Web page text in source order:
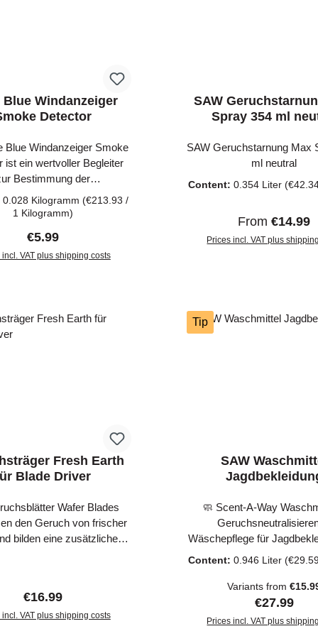
Blue Windanzeiger
Detector
Blue Windanzeiger Smoke
ist ein wertvoller Begleiter
Bestimmung der
auf der Jagd. Durch
des weißen Pulvers
werden. Der Code Blue
Smoke Detector
Luftbewegung immer
Luftströmung an. Die
0.028 Kilogramm(€213.93 /
1 Kilogramm)
Regular price:
€5.99
incl. VAT plus shipping costs
SAW
Spray 354 ml
SAW Geruchstarnung Max
ml neutral
Content:0.354 Liter
Regular price:
From€14.99
Prices incl. VAT plus
Fresh Earth
Blade Driver
Wafer Blades
den Geruch von frischer
bilden eine zusätzliche
Wafer Blades sind für die
mit dem Blade Driver
Regular price:
€16.99
incl. VAT plus shipping costs
Tip
SAW
🧼 Scent-A-Way
Wäschepflege für
eine erfolgreiche Jagd
Tarnung im Gelände –
Kleidung muss geruchsfrei
dem Scent-A-Way
Hunter’s Specialties
Content:0.946 Liter
Variants from
Regular
€27.99
Prices incl. VAT plus